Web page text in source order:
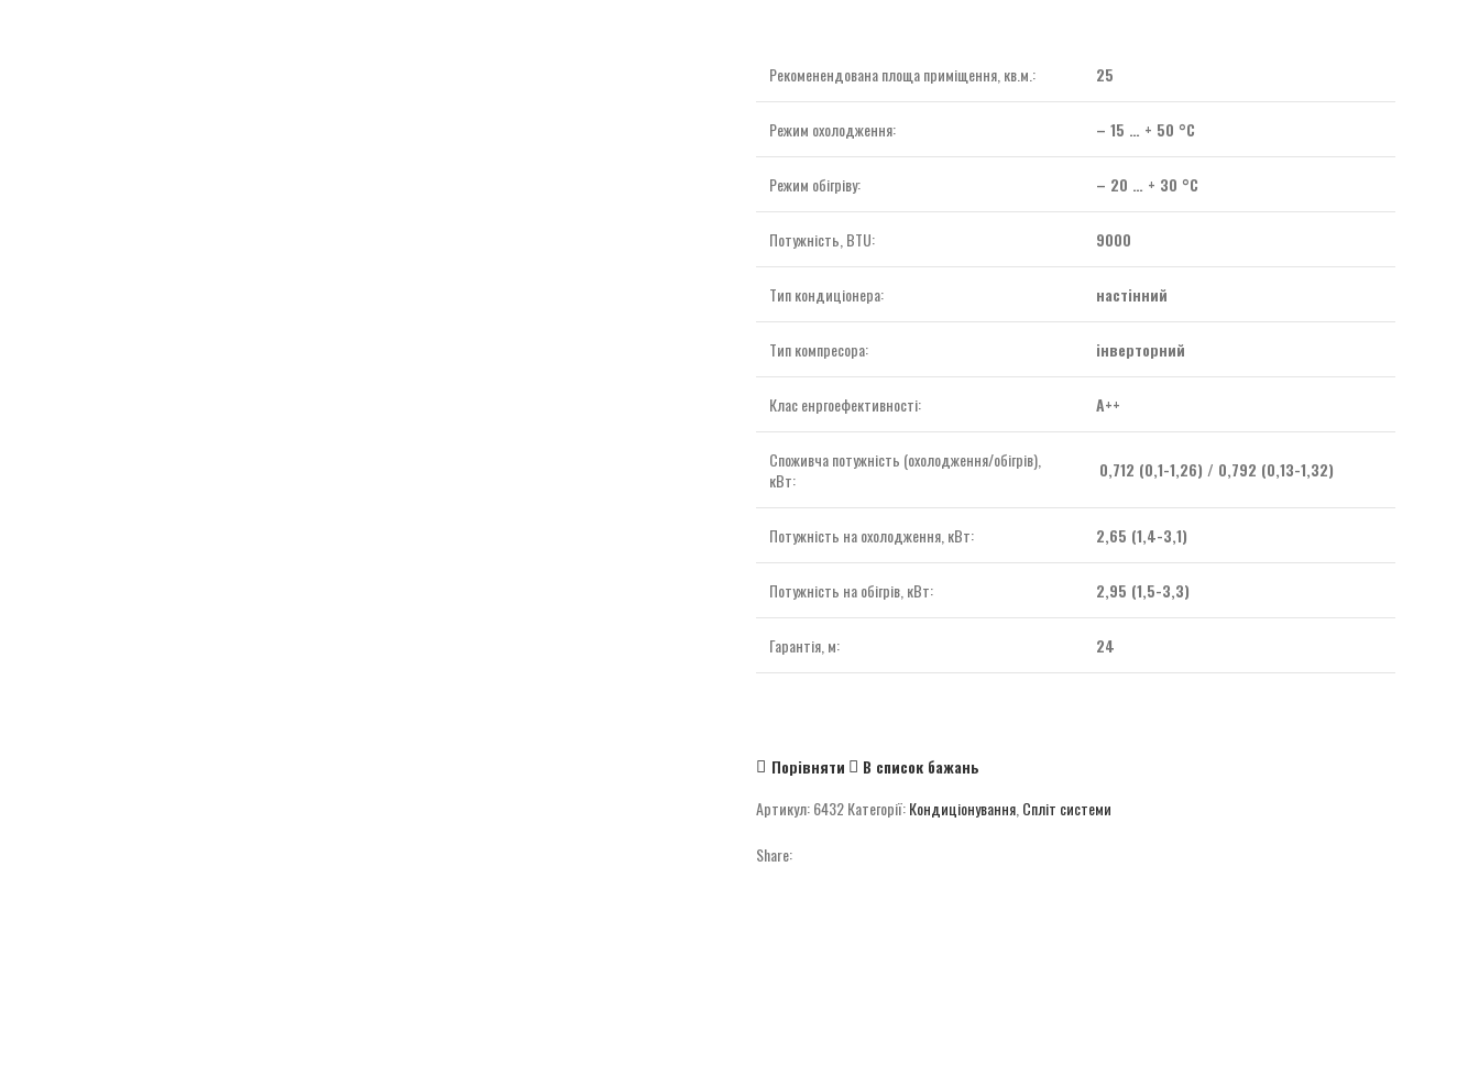
Рекоменендована площа приміщення, кв.м.: 25
Режим охолодження: – 15 … + 50 °C
Режим обігріву: – 20 … + 30 °C
Потужність, BTU: 9000
Тип кондиціонера: настінний
Тип компресора: інверторний
Клас енргоефективності: А++
Споживча потужність (охолодження/обігрів),
кВт:
0,712 (0,1-1,26) / 0,792 (0,13-1,32)
Потужність на охолодження, кВт: 2,65 (1,4-3,1)
Потужність на обігрів, кВт: 2,95 (1,5-3,3)
Гарантія, м: 24
Порівняти
В список бажань
Артикул:6432Категорії:Кондиціонування Спліт системи
Share: